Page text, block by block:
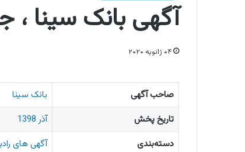
آگهی بانک سینا ،
۰۴ ژانویه ۲۰۲۰
صاحب آگهی
بانک سینا
تاریخ پخش
آذر 1398
دسته‌بندی
آگهی های